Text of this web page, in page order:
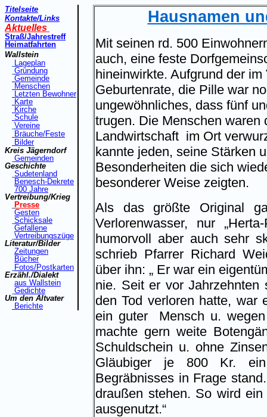
Titelseite
Kontakte/Links
Aktuelles
Straß/Jahrestreff
Heimatfahrten
Wallstein
Lageplan
Gründung
Gemeinde
Menschen
Letzten Bewohner
Karte
Kirche
Schule
Vereine
Bräuche/Feste
Bilder
Kreis Jägerndorf
Gemeinden
Geschichte
Sudetenland
Benesch-Dekrete
700 Jahre
Vertreibung/Krieg
Presse
Gesten
Schicksale
Gefallene
Vertreibungszüge
Literatur/Bilder
Zeitungen
Bücher
Fotos/Postkarten
Erzähl./Dialekt
aus Wallstein
Gedichte
Um den Altvater
Berichte
Hausnamen
Mit seinen rd. 500
auch, eine feste
hineinwirkte. Aufgrund der
Geburtenrate, die Pille war
ungewöhnliches, dass fünf
trugen. Die Menschen waren
Landwirtschaft im Ort
kannte jeden, seine Stärken
Besonderheiten die sich
besonderer Weise zeigten.
Als das größte Original
Verlorenwasser, nur
humorvoll aber auch sehr
schrieb Pfarrer Richard
über ihn: „ Er war ein
nie. Seit er vor Jahrzehnten
den Tod verloren hatte, war
ein guter
Mensch u.
machte gern weite
Schuldschein u. ohne
Gläubiger je 800 Kr.
Begräbnisses in Frage
draußen stehen. So wird
ausgenutzt.“